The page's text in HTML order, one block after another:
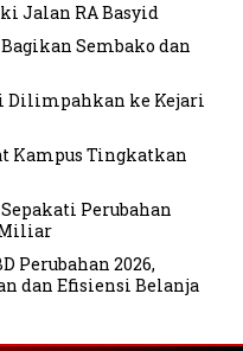
Jalan RA Basyid
Sembako dan
Dilimpahkan ke Kejari
Kampus Tingkatkan
Perubahan
Miliar
Perubahan 2026,
dan Efisiensi Belanja